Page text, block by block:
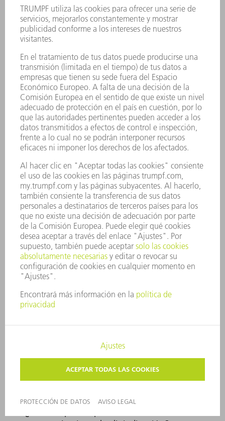
Logística digital en el área de producción
¿Siempre el material adecuado en el lugar adecuado y en el
momento oportuno? Para que así sea, analizamos sus
procesos logísticos actuales e identificamos el flujo de
material ideal, incluyendo almacenes y almacenes
intermedios. Al mismo tiempo evaluamos tecnologías como
STSC (sistema de transporte sin conductor), escáneres de
un objetivo: un flujo sincronizado de material y de pedidos